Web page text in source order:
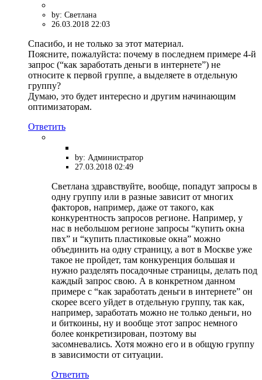
by: Светлана
26.03.2018 22:03
Спасибо, и не только за этот материал.
Поясните, пожалуйста: почему в последнем примере 4-й
запрос (“как заработать деньги в интернете”) не
относите к первой группе, а выделяете в отдельную
группу?
Думаю, это будет интересно и другим начинающим
оптимизаторам.
Ответить
by: Администратор
27.03.2018 02:49
Светлана здравствуйте, вообще, попадут запросы в
одну группу или в разные зависит от многих
факторов, например, даже от такого, как
конкурентность запросов регионе. Например, у
нас в небольшом регионе запросы “купить окна
пвх” и “купить пластиковые окна” можно
объединить на одну страницу, а вот в Москве уже
такое не пройдет, там конкуренция большая и
нужно разделять посадочные страницы, делать под
каждый запрос свою. А в конкретном данном
примере с “как заработать деньги в интернете” он
скорее всего уйдет в отдельную группу, так как,
например, заработать можно не только деньги, но
и биткоины, ну и вообще этот запрос немного
более конкретизирован, поэтому вы
засомневались. Хотя можно его и в общую группу
в зависимости от ситуации.
Ответить